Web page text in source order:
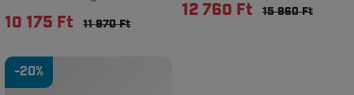
10 175 Ft 11 970 Ft
12 760 Ft 15 960 Ft
-20%